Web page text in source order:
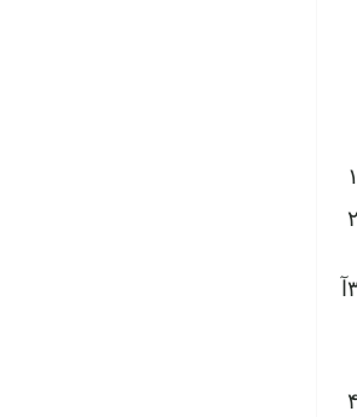
بیماری مزمن کلیه: مرحله ۲